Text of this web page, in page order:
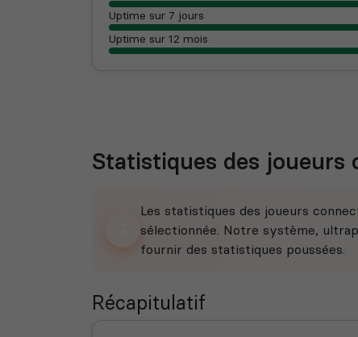
Uptime sur 7 jours
Uptime sur 12 mois
Statistiques des joueurs
Les statistiques des joueurs
sélectionnée. Notre système,
fournir des statistiques poussées.
Récapitulatif